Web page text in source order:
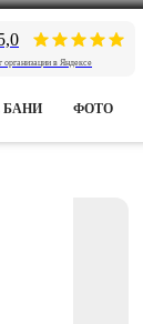
организации в Яндексе
БАНИ ФОТО